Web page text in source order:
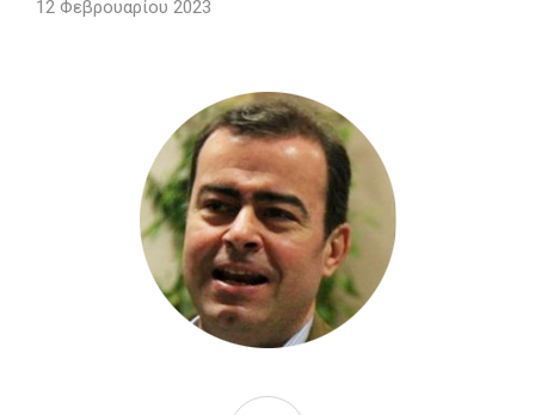
12 Φεβρουαρίου 2023